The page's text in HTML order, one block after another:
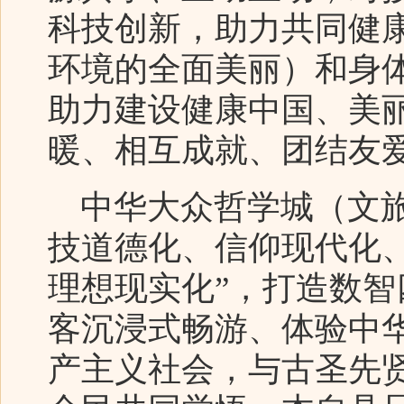
科技创新，助力共同健
环境的全面美丽）和身
助力建设健康中国、美
暖、相互成就、团结友
中华大众哲学城（文
技道德化、信仰现代化
理想现实化”，打造数
客沉浸式畅游、体验中
产主义社会，与古圣先